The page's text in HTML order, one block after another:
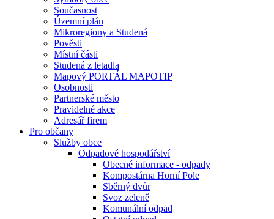
Současnost
Územní plán
Mikroregiony a Studená
Pověsti
Místní části
Studená z letadla
Mapový PORTÁL MAPOTIP
Osobnosti
Partnerské město
Pravidelné akce
Adresář firem
Pro občany
Služby obce
Odpadové hospodářství
Obecné informace - odpady
Kompostárna Horní Pole
Sběrný dvůr
Svoz zeleně
Komunální odpad